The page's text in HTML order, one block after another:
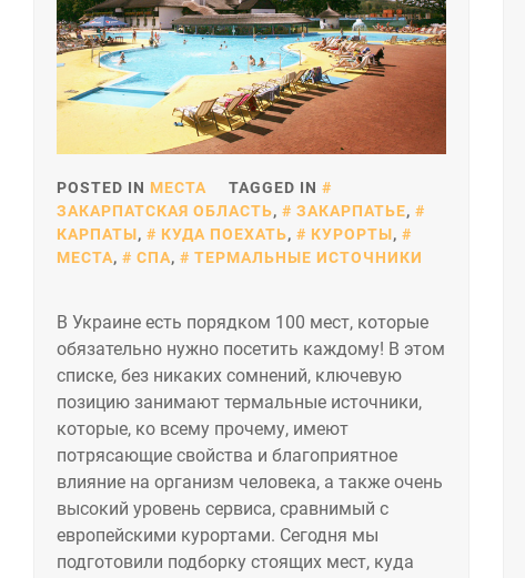
POSTED IN МЕСТА
TAGGED IN
ЗАКАРПАТСКАЯ ОБЛАСТЬ, ЗАКАРПАТЬЕ,
КАРПАТЫ, КУДА ПОЕХАТЬ, КУРОРТЫ,
МЕСТА, СПА, ТЕРМАЛЬНЫЕ ИСТОЧНИКИ
В Украине есть порядком 100 мест, которые
обязательно нужно посетить каждому! В этом
списке, без никаких сомнений, ключевую
позицию занимают термальные источники,
которые, ко всему прочему, имеют
потрясающие свойства и благоприятное
влияние на организм человека, а также очень
высокий уровень сервиса, сравнимый с
европейскими курортами. Сегодня мы
подготовили подборку стоящих мест, куда